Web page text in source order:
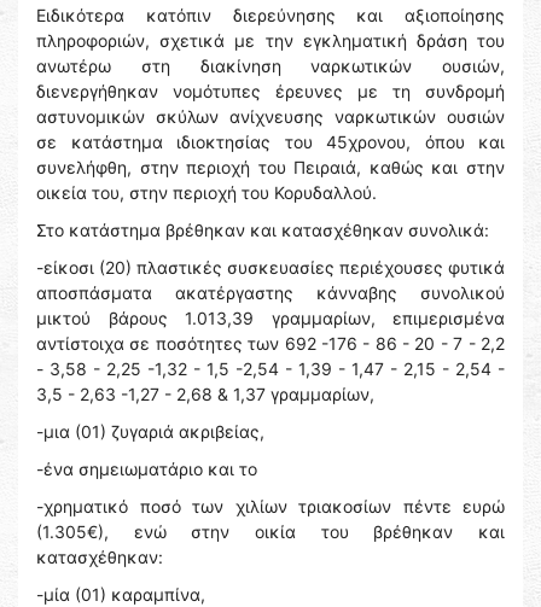
Ειδικότερα κατόπιν διερεύνησης και αξιοποίησης
πληροφοριών, σχετικά με την εγκληματική δράση του
ανωτέρω στη διακίνηση ναρκωτικών ουσιών,
διενεργήθηκαν νομότυπες έρευνες με τη συνδρομή
αστυνομικών σκύλων ανίχνευσης ναρκωτικών ουσιών
σε κατάστημα ιδιοκτησίας του 45χρονου, όπου και
συνελήφθη, στην περιοχή του Πειραιά, καθώς και στην
οικεία του, στην περιοχή του Κορυδαλλού.
Στο κατάστημα βρέθηκαν και κατασχέθηκαν συνολικά:
-είκοσι (20) πλαστικές συσκευασίες περιέχουσες φυτικά
αποσπάσματα ακατέργαστης κάνναβης συνολικού
μικτού βάρους 1.013,39 γραμμαρίων, επιμερισμένα
αντίστοιχα σε ποσότητες των 692 -176 - 86 - 20 - 7 - 2,2
- 3,58 - 2,25 -1,32 - 1,5 -2,54 - 1,39 - 1,47 - 2,15 - 2,54 -
3,5 - 2,63 -1,27 - 2,68 & 1,37 γραμμαρίων,
-μια (01) ζυγαριά ακριβείας,
-ένα σημειωματάριο και το
-χρηματικό ποσό των χιλίων τριακοσίων πέντε ευρώ
(1.305€), ενώ στην οικία του βρέθηκαν και
κατασχέθηκαν:
-μία (01) καραμπίνα,